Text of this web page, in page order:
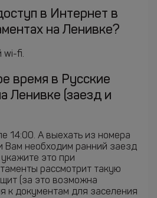
в Интернет в
на Ленивке?
wi-fi.
время в Русские
Ленивке (заезд и
14:00. А выехать из номера
Вам необходим ранний заезд
это при
рассмотрит такую
(за это возможна
к документам для заселения